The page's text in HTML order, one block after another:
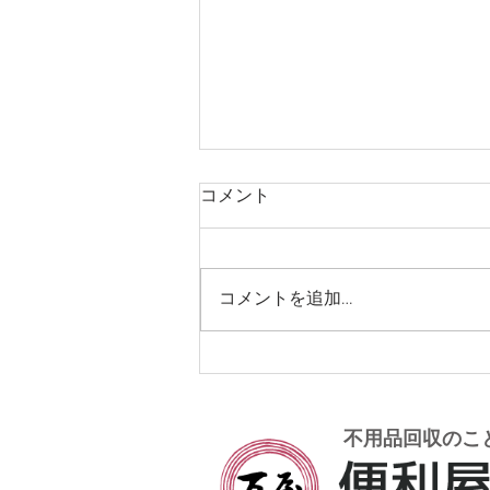
大阪市から京都府笠置町 軽
コメント
コメントを追加…
不用品回収のこ